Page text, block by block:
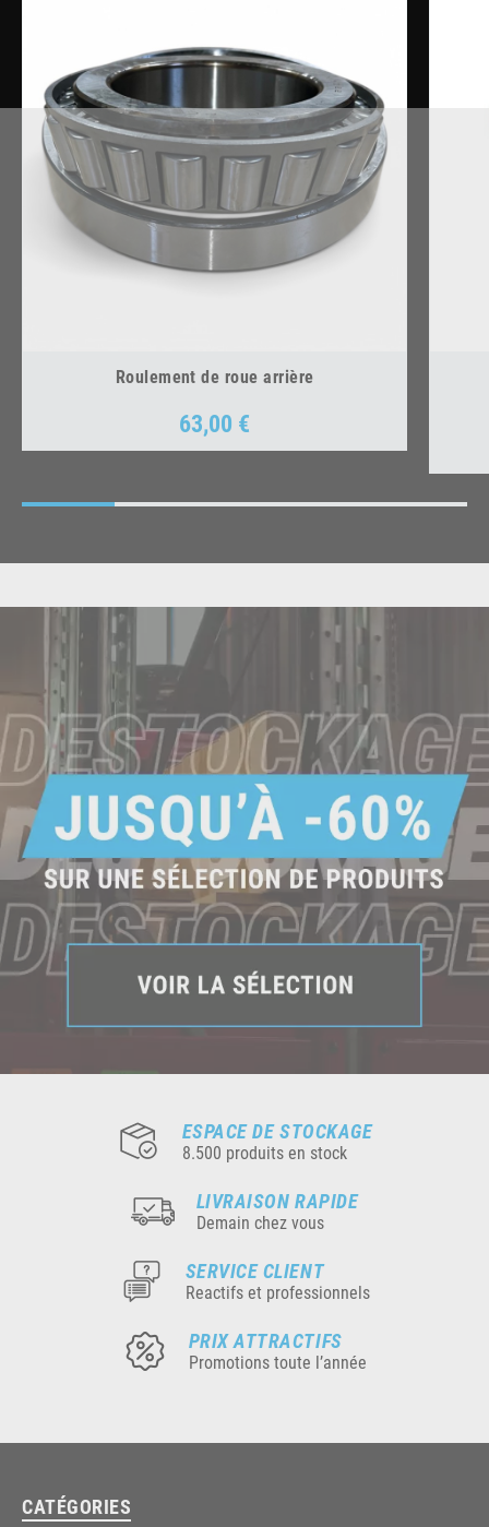
Roulement de roue arrière
Prix
63,00 €
ESPACE DE STOCKAGE
8.500 produits en stock
LIVRAISON RAPIDE
Demain chez vous
SERVICE CLIENT
Reactifs et professionnels
PRIX ATTRACTIFS
Promotions toute l’année
CATÉGORIES